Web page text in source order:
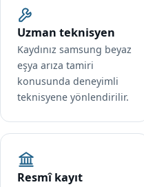
Uzman teknisyen
Kaydınız samsung beyaz
eşya arıza tamiri
konusunda deneyimli
teknisyene yönlendirilir.
Resmî kayıt